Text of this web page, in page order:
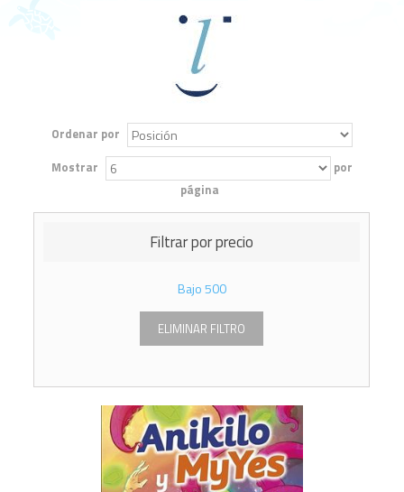
Ordenar por
Mostrar
por
página
Filtrar por precio
Bajo500
ELIMINAR FILTRO